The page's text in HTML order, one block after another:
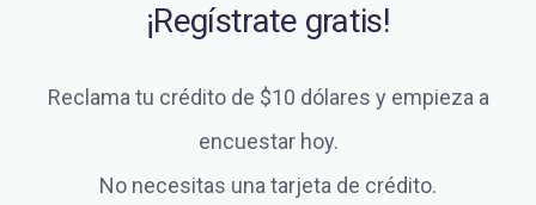
¡Regístrate gratis!
Reclama tu crédito de $10 dólares y empieza a
encuestar hoy.
No necesitas una tarjeta de crédito.